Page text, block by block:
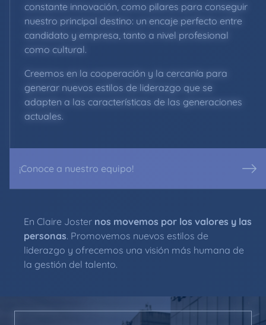
constante innovación, como pilares para conseguir
nuestro principal destino: un encaje perfecto entre
candidato y empresa, tanto a nivel profesional
como cultural.
Creemos en la cooperación y la cercanía para
generar nuevos estilos de liderazgo que se
adapten a las características de las generaciones
actuales.
¡Conoce a nuestro equipo!
En Claire Joster nos movemos por los valores y las
personas. Promovemos nuevos estilos de
liderazgo y ofrecemos una visión más humana de
la gestión del talento.